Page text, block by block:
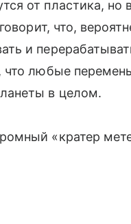
от пластика, но
что,
и
что любые
в целом.
«кратер